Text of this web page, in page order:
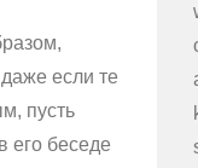
если те
пусть
его беседе